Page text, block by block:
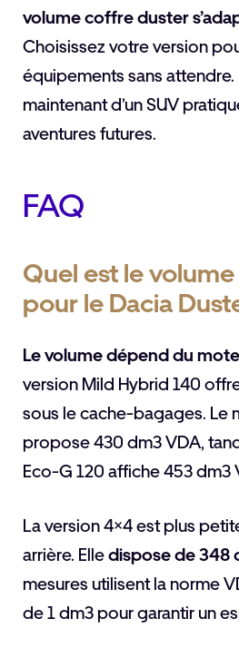
volume coffre duster
Choisissez votre version
équipements sans
maintenant d’un SUV
aventures futures.
FAQ
Quel est le
pour le Dacia
Le volume dépend du
version Mild Hybrid 140
sous le cache-bagages. Le
propose 430 dm3 VDA,
Eco-G 120 affiche 453 dm3
La version 4×4 est plus
arrière. Elledispose de 348
mesures utilisent la norme
de 1 dm3 pour garantir un